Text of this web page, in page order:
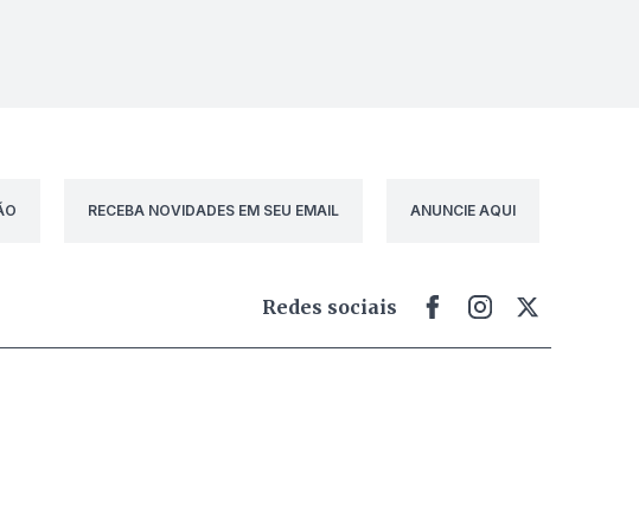
RECEBA NOVIDADES EM SEU EMAIL ANUNCIE AQUI
Redes sociais